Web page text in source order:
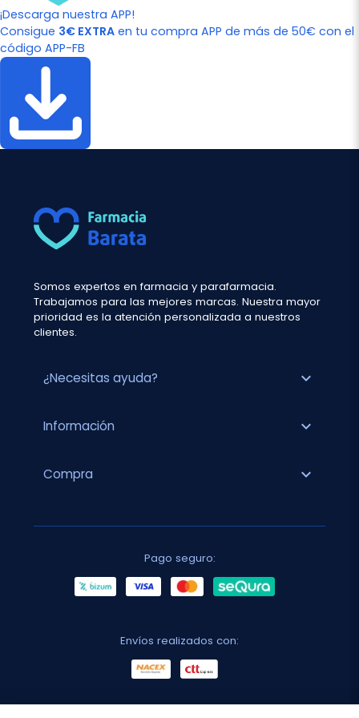
¡Descarga nuestra APP!
Consigue 3€ EXTRA en tu compra APP de más de 50€ con el
código APP-FB
Somos expertos en farmacia y parafarmacia.
Trabajamos para las mejores marcas. Nuestra mayor
prioridad es la atención personalizada a nuestros
clientes.
¿Necesitas ayuda? expand_more
Información expand_more
Compra expand_more
Pago seguro:
Envíos realizados con: